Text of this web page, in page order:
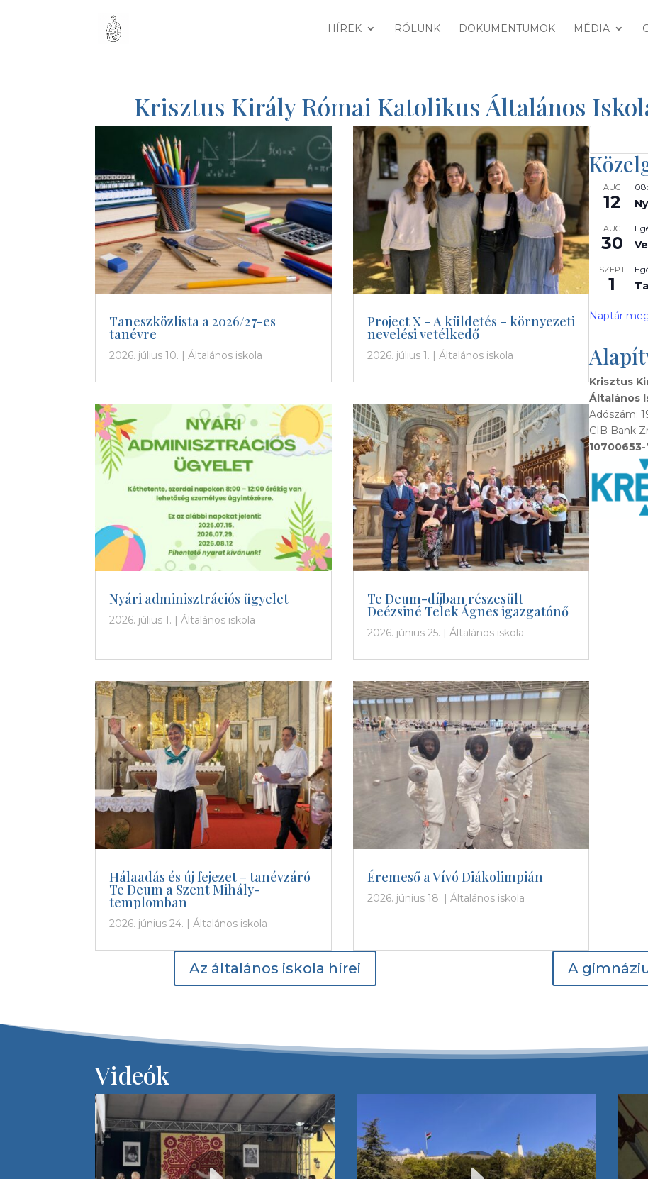
HÍREK RÓLUNK DOKUMENTUMOK MÉDIA
Krisztus Király Római Katolikus Általános
Taneszközlista a 2026/27-es
tanévre
2026. július 10. |Általános iskola
Project X – A küldetés – környezeti
nevelési vetélkedő
2026. július 1. | Általános iskola
Nyári adminisztrációs ügyelet
2026. július 1. |Általános iskola
Te Deum-díjban részesült
Deézsiné Telek Ágnes igazgatónő
2026. június 25. Általános iskola
Hálaadás és új fejezet – tanévzáró
Te Deum a Szent Mihály-
templomban
2026. június 24. |Általános iskola
Éremeső a Vívó Diákolimpián
2026. június 18. | Általános iskola
AUG
12
AUG
30
SZEPT
1
Naptár
Krisztus
Általános
Adószám:
CIB Bank
10700653-
Az általános iskola hírei A
Videók